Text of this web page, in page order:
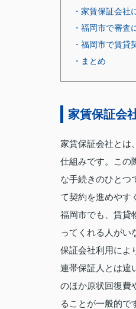
・家賃保証会社
・福岡市で審査
・福岡市で賃
・まとめ
家賃保証会
家賃保証会社とは
仕組みです。この
な手続きのひとつ
て契約を進めやす
福岡市でも、賃貸
ってくれる人がい
保証会社利用によ
連帯保証人とは違
のほか原状回復費
ることが一般的で